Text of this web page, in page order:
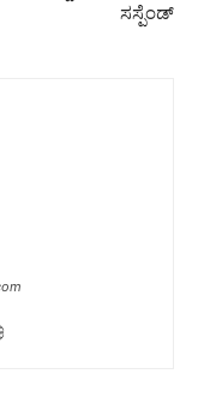
ಸಸ್ಪೆಂಡ್